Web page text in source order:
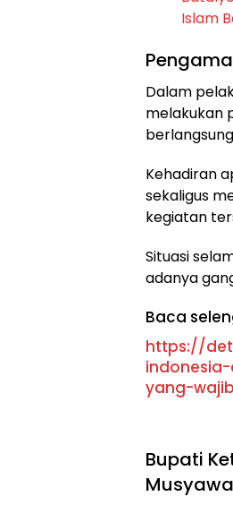
Islam
Dalam
melakukan
Kehadiran
sekaligus
kegiatan
Situasi
adanya
Baca
https://
yang-
Bupati